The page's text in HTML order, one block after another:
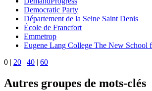
Democratic Party
Département de la Seine Saint Denis
École de Francfort
Emmetrop
Eugene Lang College The New School
0 | 20 | 40 | 60
Autres groupes de mots-clés